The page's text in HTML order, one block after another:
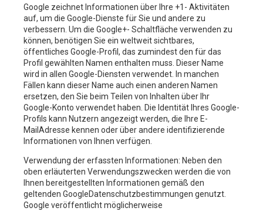
Google zeichnet Informationen über Ihre +1- Aktivitäten
auf, um die Google-Dienste für Sie und andere zu
verbessern. Um die Google+- Schaltfläche verwenden zu
können, benötigen Sie ein weltweit sichtbares,
öffentliches Google-Profil, das zumindest den für das
Profil gewählten Namen enthalten muss. Dieser Name
wird in allen Google-Diensten verwendet. In manchen
Fällen kann dieser Name auch einen anderen Namen
ersetzen, den Sie beim Teilen von Inhalten über Ihr
Google-Konto verwendet haben. Die Identität Ihres Google-
Profils kann Nutzern angezeigt werden, die Ihre E-
MailAdresse kennen oder über andere identifizierende
Informationen von Ihnen verfügen.
Verwendung der erfassten Informationen: Neben den
oben erläuterten Verwendungszwecken werden die von
Ihnen bereitgestellten Informationen gemäß den
geltenden GoogleDatenschutzbestimmungen genutzt.
Google veröffentlicht möglicherweise